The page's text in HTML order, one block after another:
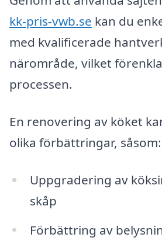
kk-pris-vwb.se kan du
med kvalificerade
närområde, vilket
processen.
En renovering av köket
olika förbättringar, såsom:
Uppgradering av
skåp
Förbättring av